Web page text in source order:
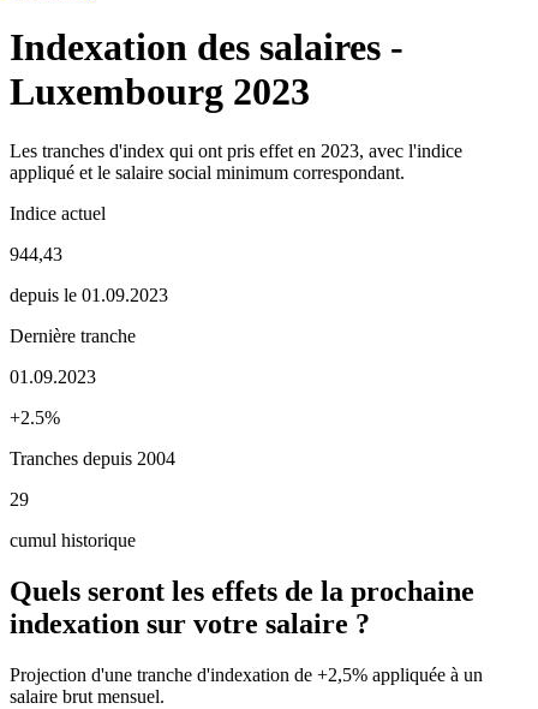
Indexation des salaires -
Luxembourg 2023
Les tranches d'index qui ont pris effet en 2023, avec l'indice
appliqué et le salaire social minimum correspondant.
Indice actuel
944,43
depuis le 01.09.2023
Dernière tranche
01.09.2023
+2.5%
Tranches depuis 2004
29
cumul historique
Quels seront les effets de la prochaine
indexation sur votre salaire ?
Projection d'une tranche d'indexation de +2,5% appliquée à un
salaire brut mensuel.